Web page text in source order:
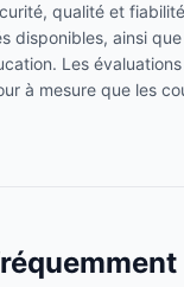
qualité et
disponibles, ainsi
Les
à mesure que les